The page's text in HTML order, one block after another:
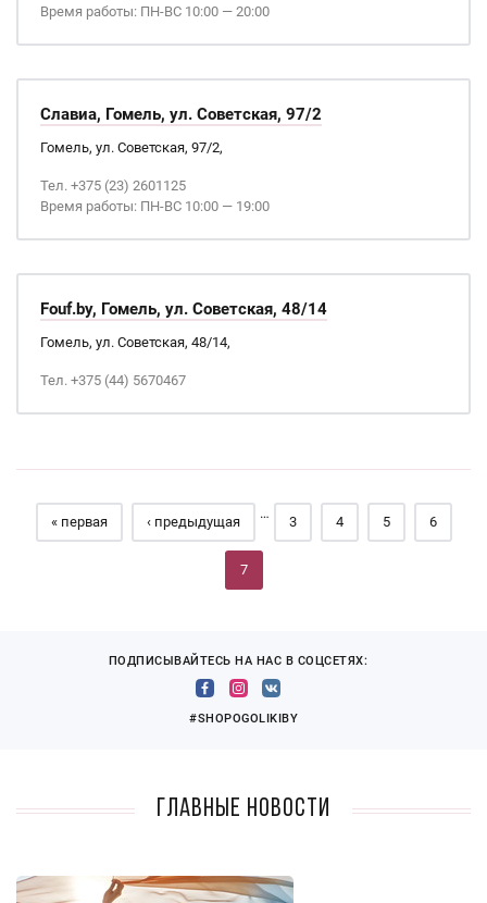
Время работы: ПН-ВС 10:00 — 20:00
Славиа, Гомель, ул. Советская, 97/2
Гомель, ул. Советская, 97/2,
Тел. +375 (23) 2601125
Время работы: ПН-ВС 10:00 — 19:00
Fouf.by, Гомель, ул. Советская, 48/14
Гомель, ул. Советская, 48/14,
Тел. +375 (44) 5670467
Страницы
« первая ‹ предыдущая
…
3 4 5 6
7
ПОДПИСЫВАЙТЕСЬ НА НАС В СОЦСЕТЯХ:
#SHOPOGOLIKIBY
Главные новости